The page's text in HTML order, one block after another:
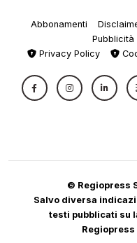
Abbonamenti
Pubblicità
Privacy Policy
© Regiopress
Salvo diversa
testi pubblicati su
Regiopress